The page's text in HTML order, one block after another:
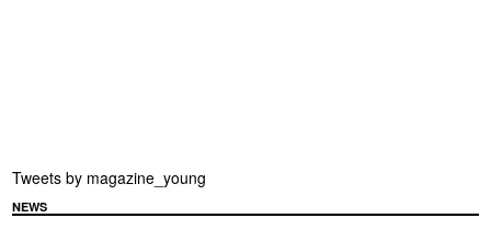
Tweets by magazine_young
NEWS